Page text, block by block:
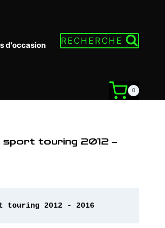
d'occasion
RECHERCHE
0
sport touring 2012 –
touring 2012 - 2016